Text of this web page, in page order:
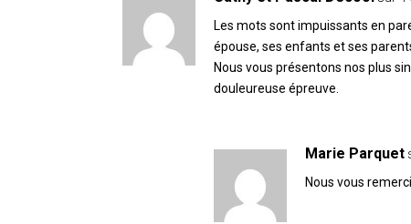
Les mots sont impuissants en
épouse, ses enfants et ses
Nous vous présentons nos plus
douleureuse épreuve.
Marie Parquet
Nous vous